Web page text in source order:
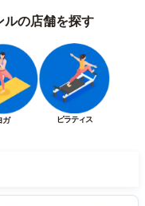
ルの店舗を探す
ガ ピラティス